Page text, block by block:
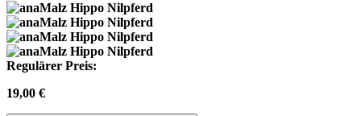
Regulärer Preis:
19,00 €